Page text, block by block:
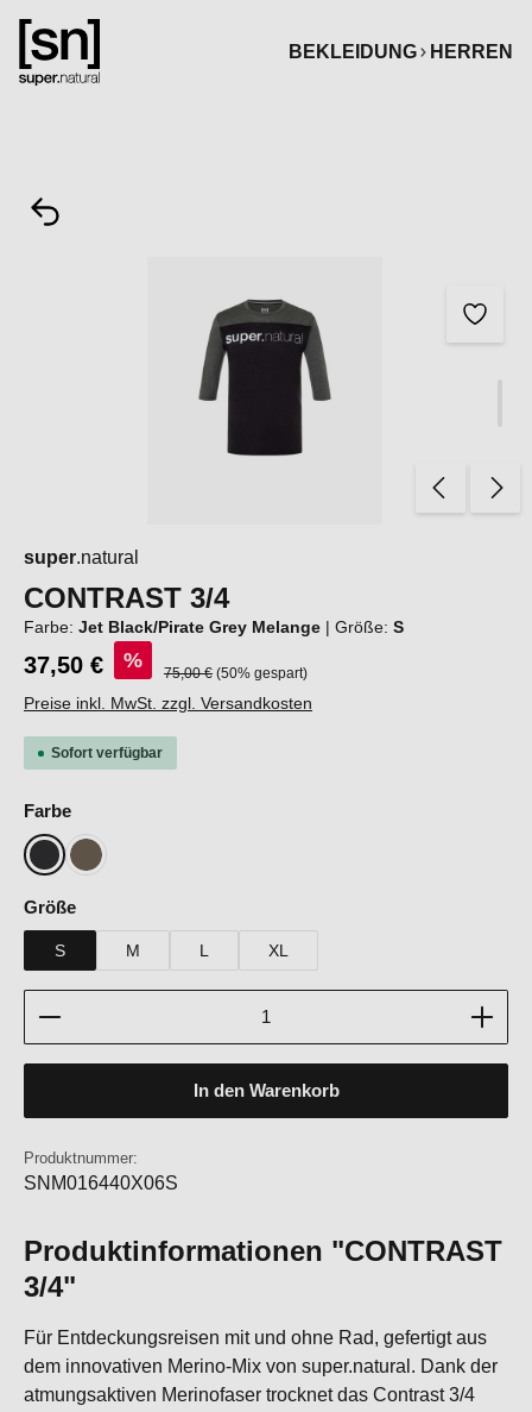
springen
BEKLEIDUNG
HERREN
super.natural
CONTRAST 3/4
Farbe: Jet Black/Pirate Grey Melange | Größe: S
37,50 € % Regulärer Preis:
75,00 € (50% gespart)
Preise inkl. MwSt. zzgl. Versandkosten
Sofort verfügbar
Farbeauswählen
Jet Black/Pirate Grey Melange
Stone Grey/Blueberry
Größeauswählen
S M L XL
Produkt Anzahl: Gib den gewünschten Wert ein
In den Warenkorb
Produktnummer:
SNM016440X06S
Produktinformationen "CONTRAST
3/4"
Für Entdeckungsreisen mit und ohne Rad, gefertigt aus
dem innovativen Merino-Mix von super.natural. Dank der
atmungsaktiven Merinofaser trocknet das Contrast 3/4